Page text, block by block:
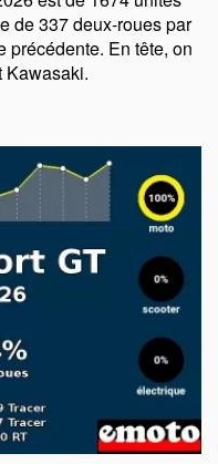
de 337 deux-roues par
précédente. En tête, on
Kawasaki.